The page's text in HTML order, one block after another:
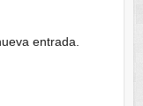
entrada.